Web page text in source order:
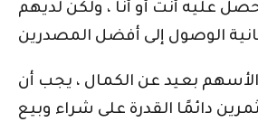
عليه أنت أو أنا ، ولكن لديهم
بعيد عن الكمال ، يجب أن
دائمًا القدرة على شراء وبيع